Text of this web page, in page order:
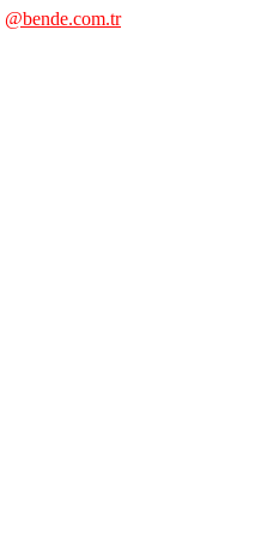
@bende.com.tr